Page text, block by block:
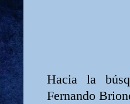
Hacia la
Fernando